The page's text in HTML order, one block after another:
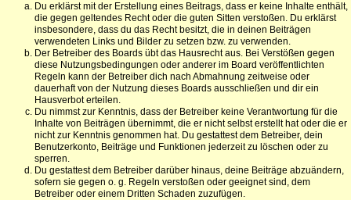
Du erklärst mit der Erstellung eines Beitrags, dass er keine Inhalte enthält,
die gegen geltendes Recht oder die guten Sitten verstoßen. Du erklärst
insbesondere, dass du das Recht besitzt, die in deinen Beiträgen
verwendeten Links und Bilder zu setzen bzw. zu verwenden.
Der Betreiber des Boards übt das Hausrecht aus. Bei Verstößen gegen
diese Nutzungsbedingungen oder anderer im Board veröffentlichten
Regeln kann der Betreiber dich nach Abmahnung zeitweise oder
dauerhaft von der Nutzung dieses Boards ausschließen und dir ein
Hausverbot erteilen.
Du nimmst zur Kenntnis, dass der Betreiber keine Verantwortung für die
Inhalte von Beiträgen übernimmt, die er nicht selbst erstellt hat oder die er
nicht zur Kenntnis genommen hat. Du gestattest dem Betreiber, dein
Benutzerkonto, Beiträge und Funktionen jederzeit zu löschen oder zu
sperren.
Du gestattest dem Betreiber darüber hinaus, deine Beiträge abzuändern,
sofern sie gegen o. g. Regeln verstoßen oder geeignet sind, dem
Betreiber oder einem Dritten Schaden zuzufügen.